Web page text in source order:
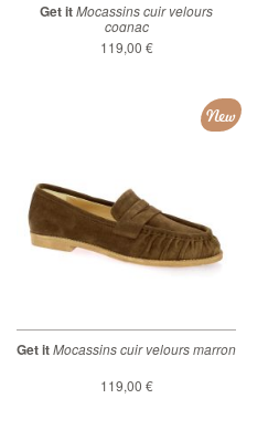
Get itMocassins cuir velours
cognac
119,00 €
Get itMocassins cuir velours marron
119,00 €
New